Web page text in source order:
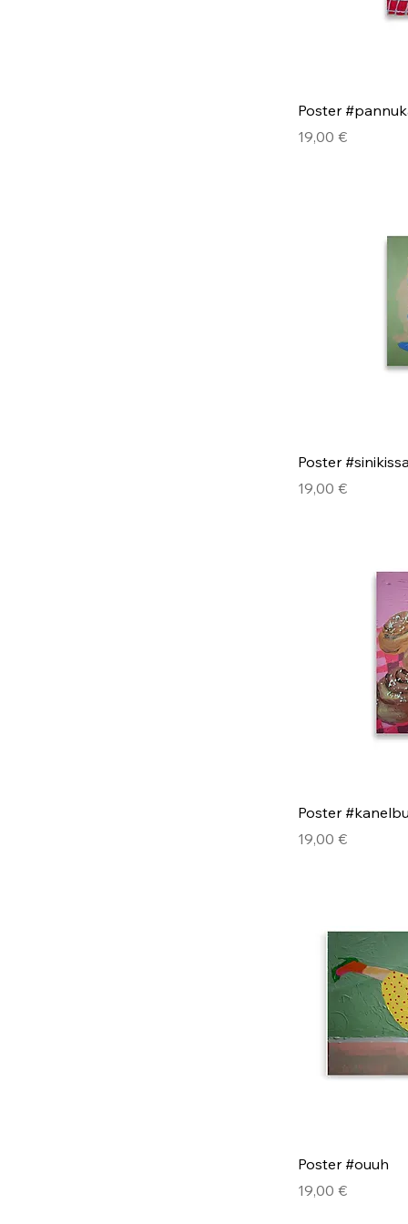
Poster
Hinta
19,00 €
Poster #sinikissa
Hinta
19,00 €
Poster
Hinta
19,00 €
Poster #ouuh
Hinta
19,00 €